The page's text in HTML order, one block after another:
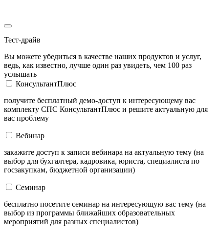
Тест-драйв
Вы можете убедиться в качестве наших продуктов и услуг,
ведь, как известно, лучше один раз увидеть, чем 100 раз
услышать
КонсультантПлюс
получите бесплатный демо-доступ к интересующему вас
комплекту СПС КонсультантПлюс и решите актуальную для
вас проблему
Вебинар
закажите доступ к записи вебинара на актуальную тему (на
выбор для бухгалтера, кадровика, юриста, специалиста по
госзакупкам, бюджетной организации)
Семинар
бесплатно посетите семинар на интересующую вас тему (на
выбор из программы ближайших образовательных
мероприятий для разных специалистов)